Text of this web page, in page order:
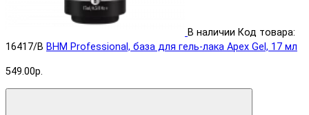
В наличии Код товара:
16417/B BHM Professional, база для гель-лака Apex Gel, 17 мл
549.00р.